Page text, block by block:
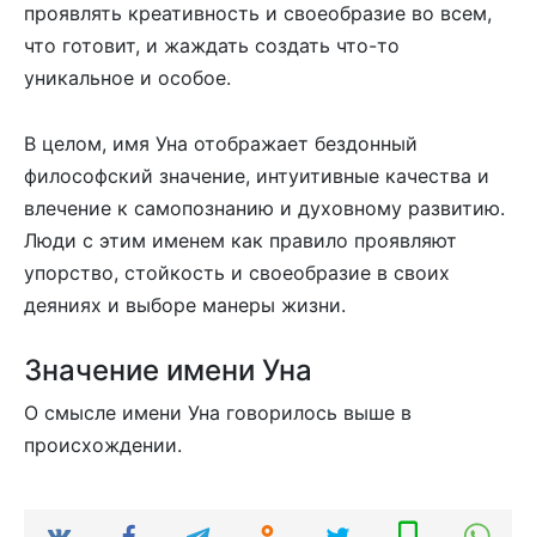
проявлять креативность и своеобразие во всем,
что готовит, и жаждать создать что-то
уникальное и особое.
В целом, имя Уна отображает бездонный
философский значение, интуитивные качества и
влечение к самопознанию и духовному развитию.
Люди с этим именем как правило проявляют
упорство, стойкость и своеобразие в своих
деяниях и выборе манеры жизни.
Значение имени Уна
О смысле имени Уна говорилось выше в
происхождении.